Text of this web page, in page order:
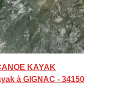
KAYAK
à GIGNAC - 34150